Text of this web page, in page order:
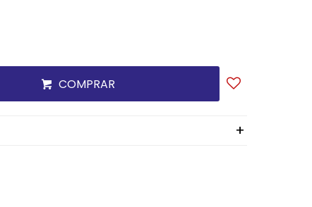
COMPRAR